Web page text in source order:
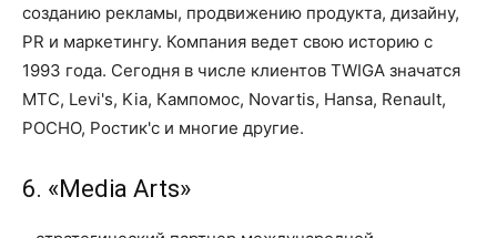
созданию рекламы, продвижению продукта, дизайну,
PR и маркетингу. Компания ведет свою историю с
1993 года. Сегодня в числе клиентов TWIGA значатся
МТС, Levi's, Kia, Кампомос, Novartis, Hansa, Renault,
РОСНО, Ростик'с и многие другие.
6. «Media Arts»